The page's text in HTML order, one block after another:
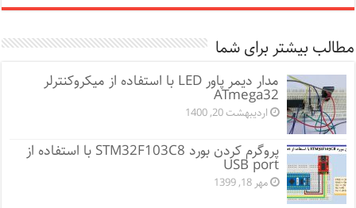
مطالب بیشتر برای شما
مدار دیمر پاور LED با استفاده از میکروکنترلر
ATmega32
اردیبهشت 20, 1400
پروگرم کردن بورد STM32F103C8 با استفاده از
USB port
مهر 18, 1399